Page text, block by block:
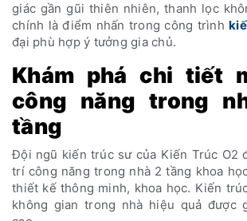
giác gần gũi thiên nhiên, thanh lọc
chính là điểm nhấn trong công trình
đại phù hợp ý tưởng gia chủ.
Khám phá chi tiết
công năng trong
tầng
Đội ngũ kiến trúc sư của Kiến Trúc O2
trí công năng trong nhà 2 tầng khoa
thiết kế thông minh, khoa học. Kiến
không gian trong nhà hiệu quả được